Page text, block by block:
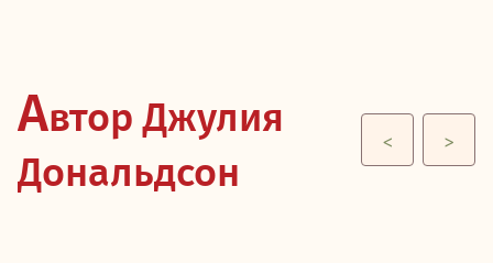
Автор Джулия
Дональдсон
< >